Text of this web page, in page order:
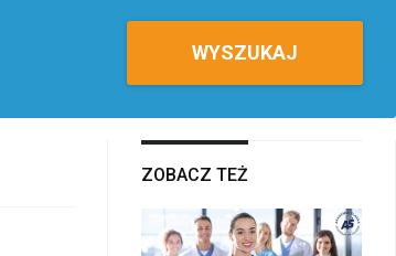
WYSZUKAJ
ZOBACZ TEŻ